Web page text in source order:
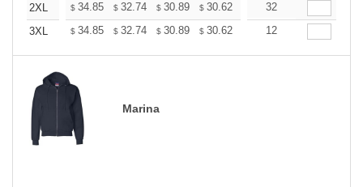
2XL
$ 34.85 $ 32.74 $ 30.89 $ 30.62 30.10
32
3XL
$ 34.85 $ 32.74 $ 30.89 $ 30.62 30.10
12
Marina